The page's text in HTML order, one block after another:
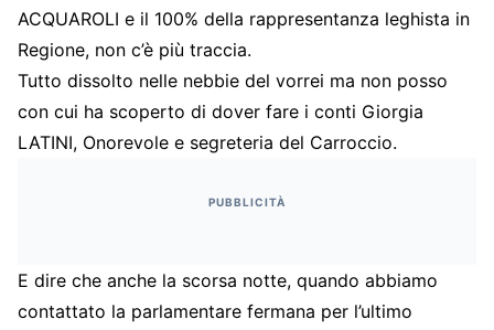
ACQUAROLI e il 100% della rappresentanza leghista in
Regione, non c’è più traccia.
Tutto dissolto nelle nebbie del vorrei ma non posso
con cui ha scoperto di dover fare i conti Giorgia
LATINI, Onorevole e segreteria del Carroccio.
PUBBLICITÀ
E dire che anche la scorsa notte, quando abbiamo
contattato la parlamentare fermana per l’ultimo